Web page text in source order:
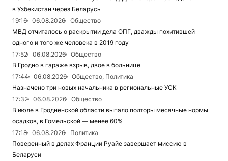
в Узбекистан через Беларусь
19:16
06.08.2026
Общество
МВД отчиталось о раскрытии дела ОПГ, дважды похитившей
одного и того же человека в 2019 году
17:52
06.08.2026
Общество
В Гродно в гараже взрыв, двое в больнице
17:44
06.08.2026
Общество, Политика
Назначено три новых начальника в региональные УСК
17:32
06.08.2026
Общество
В июле в Гродненской области выпало полторы месячные нормы
осадков, в Гомельской — менее 60%
17:18
06.08.2026
Политика
Поверенный в делах Франции Руайе завершает миссию в
Беларуси